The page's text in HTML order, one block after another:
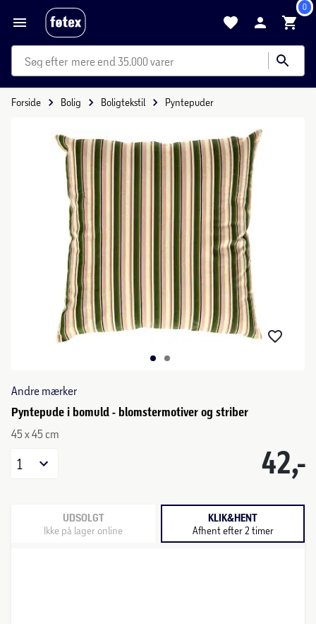
0
mere end 35.000 varer
Forside Bolig Boligtekstil Pyntepuder
Andre mærker
Pyntepude i bomuld - blomstermotiver og striber
45 x 45 cm
42,-
1
UDSOLGT
Ikke på lager online
KLIK&HENT
Afhent efter 2 timer